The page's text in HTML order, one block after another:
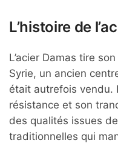
L’histoire de
L’acier Damas tire
Syrie, un ancien
était autrefois vendu.
résistance et son
des qualités issues
traditionnelles qui